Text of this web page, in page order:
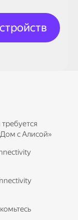
с Алисой»